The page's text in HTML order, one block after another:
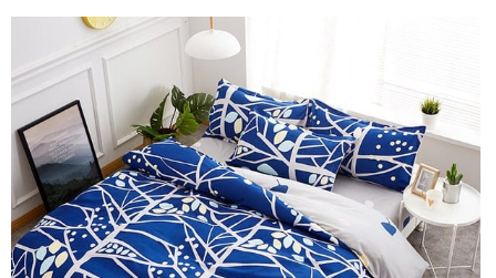
Регистрация или авторизация